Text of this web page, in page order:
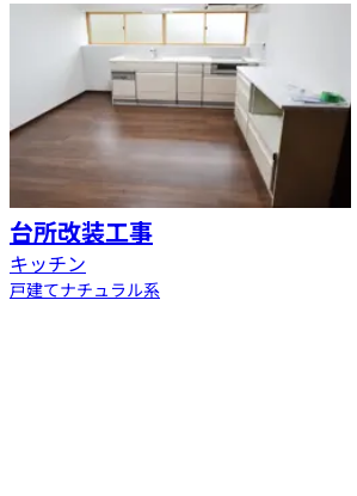
台所改装工事
キッチン
戸建てナチュラル系